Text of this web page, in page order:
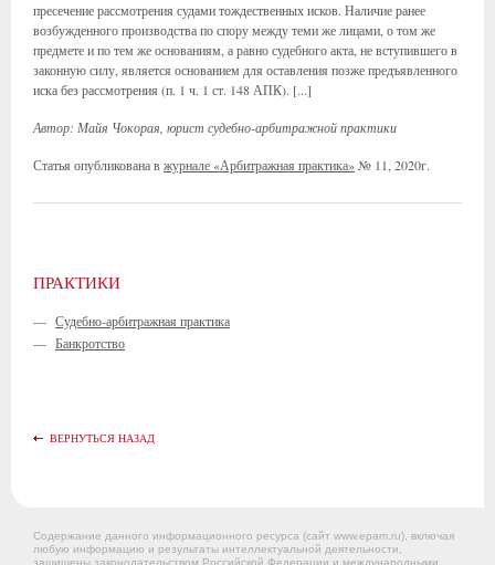
пресечение рассмотрения судами тождественных исков. Наличие ранее
возбужденного производства по спору между теми же лицами, о том же
предмете и по тем же основаниям, а равно судебного акта, не вступившего в
законную силу, является основанием для оставления позже предъявленного
иска без рассмотрения (п. 1 ч. 1 ст. 148 АПК). [...]
Автор: Майя Чокорая, юрист судебно-арбитражной практики
Статья опубликована вжурнале «Арбитражная практика» № 11, 2020г.
ПРАКТИКИ
— Судебно-арбитражная практика
— Банкротство
ВЕРНУТЬСЯ НАЗАД
Содержание данного информационного ресурса (сайт www.epam.ru), включая
любую информацию и результаты интеллектуальной деятельности,
защищены законодательством Российской Федерации и международными